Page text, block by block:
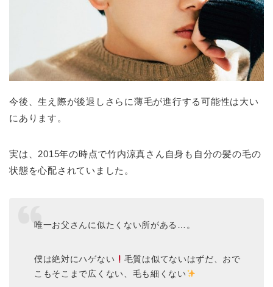
今後、生え際が後退しさらに薄毛が進行する可能性は大い
にあります。
実は、2015年の時点で竹内涼真さん自身も自分の髪の毛の
状態を心配されていました。
唯一お父さんに似たくない所がある…。
僕は絶対にハゲない
毛質は似てないはずだ、おで
こもそこまで広くない、毛も細くない